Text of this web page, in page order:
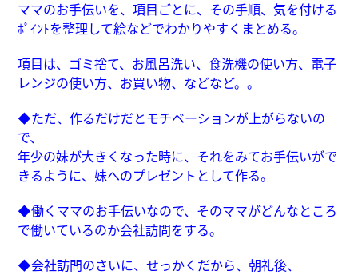
ママのお手伝いを、項目ごとに、その手順、気を付ける
ﾎﾟｲﾝﾄを整理して絵などでわかりやすくまとめる。
項目は、ゴミ捨て、お風呂洗い、食洗機の使い方、電子
レンジの使い方、お買い物、などなど。。
◆ただ、作るだけだとモチベーションが上がらないの
で、
年少の妹が大きくなった時に、それをみてお手伝いがで
きるように、妹へのプレゼントとして作る。
◆働くママのお手伝いなので、そのママがどんなところ
で働いているのか会社訪問をする。
◆会社訪問のさいに、せっかくだから、朝礼後、